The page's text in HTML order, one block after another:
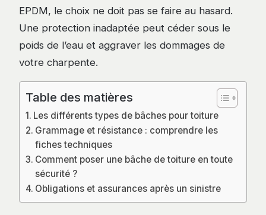
EPDM, le choix ne doit pas se faire au hasard.
Une protection inadaptée peut céder sous le
poids de l’eau et aggraver les dommages de
votre charpente.
Table des matières
Les différents types de bâches pour toiture
Grammage et résistance : comprendre les
fiches techniques
Comment poser une bâche de toiture en toute
sécurité ?
Obligations et assurances après un sinistre